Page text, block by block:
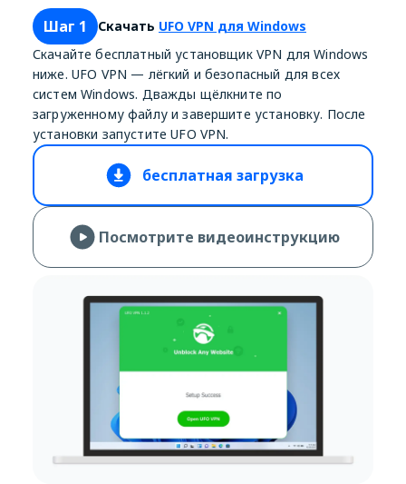
Шаг 1 Скачать UFO VPN для Windows
Скачайте бесплатный установщик VPN для Windows
ниже. UFO VPN — лёгкий и безопасный для всех
систем Windows. Дважды щёлкните по
загруженному файлу и завершите установку. После
установки запустите UFO VPN.
бесплатная загрузка
Посмотрите видеоинструкцию